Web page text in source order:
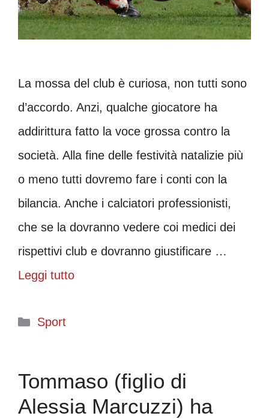
La mossa del club è curiosa, non tutti sono
d’accordo. Anzi, qualche giocatore ha
addirittura fatto la voce grossa contro la
società. Alla fine delle festività natalizie più
o meno tutti dovremo fare i conti con la
bilancia. Anche i calciatori professionisti,
che se la dovranno vedere coi medici dei
rispettivi club e dovranno giustificare …
Leggi tutto
Categorie
Sport
Tommaso (figlio di
Alessia Marcuzzi) ha